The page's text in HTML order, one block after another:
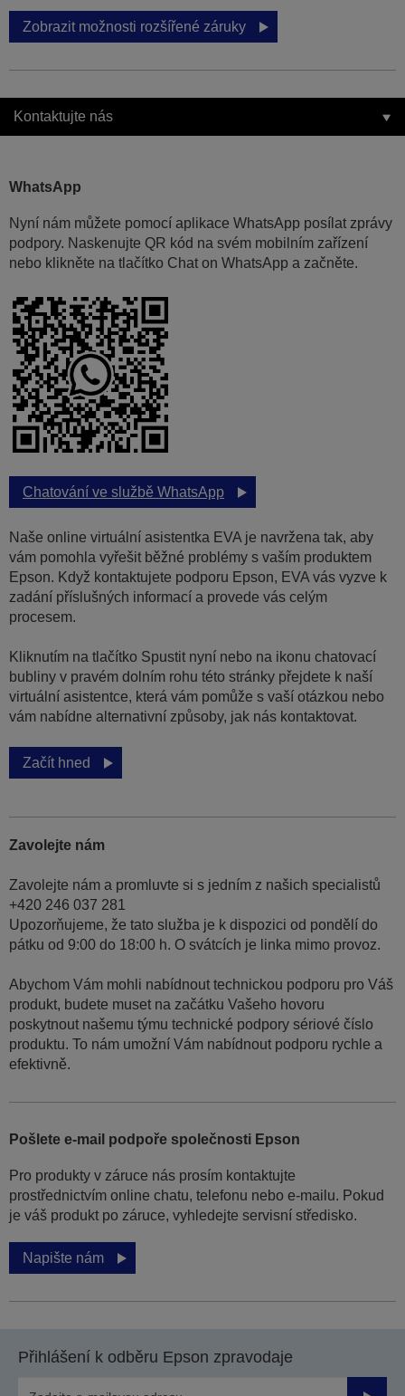
Zobrazit možnosti rozšířené záruky
Kontaktujte nás
WhatsApp
Nyní nám můžete pomocí aplikace WhatsApp posílat zprávy
podpory. Naskenujte QR kód na svém mobilním zařízení
nebo klikněte na tlačítko Chat on WhatsApp a začněte.
Chatování ve službě WhatsApp
Naše online virtuální asistentka EVA je navržena tak, aby
vám pomohla vyřešit běžné problémy s vaším produktem
Epson. Když kontaktujete podporu Epson, EVA vás vyzve k
zadání příslušných informací a provede vás celým
procesem.
Kliknutím na tlačítko Spustit nyní nebo na ikonu chatovací
bubliny v pravém dolním rohu této stránky přejdete k naší
virtuální asistentce, která vám pomůže s vaší otázkou nebo
vám nabídne alternativní způsoby, jak nás kontaktovat.
Začít hned
Zavolejte nám
Zavolejte nám a promluvte si s jedním z našich specialistů
+420 246 037 281
Upozorňujeme, že tato služba je k dispozici od pondělí do
pátku od 9:00 do 18:00 h. O svátcích je linka mimo provoz.
Abychom Vám mohli nabídnout technickou podporu pro Váš
produkt, budete muset na začátku Vašeho hovoru
poskytnout našemu týmu technické podpory sériové číslo
produktu. To nám umožní Vám nabídnout podporu rychle a
efektivně.
Pošlete e-mail podpoře společnosti Epson
Pro produkty v záruce nás prosím kontaktujte
prostřednictvím online chatu, telefonu nebo e-mailu. Pokud
je váš produkt po záruce, vyhledejte servisní středisko.
Napište nám
Přihlášení k odběru Epson zpravodaje